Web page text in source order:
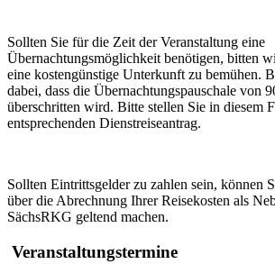
Sollten Sie für die Zeit der Veranstaltung eine
Übernachtungsmöglichkeit benötigen, bitten
eine kostengünstige Unterkunft zu bemühen.
dabei, dass die Übernachtungspauschale von
überschritten wird. Bitte stellen Sie in diesem
entsprechenden Dienstreiseantrag.
Sollten Eintrittsgelder zu zahlen sein, können
über die Abrechnung Ihrer Reisekosten als
SächsRKG geltend machen.
Veranstaltungstermine